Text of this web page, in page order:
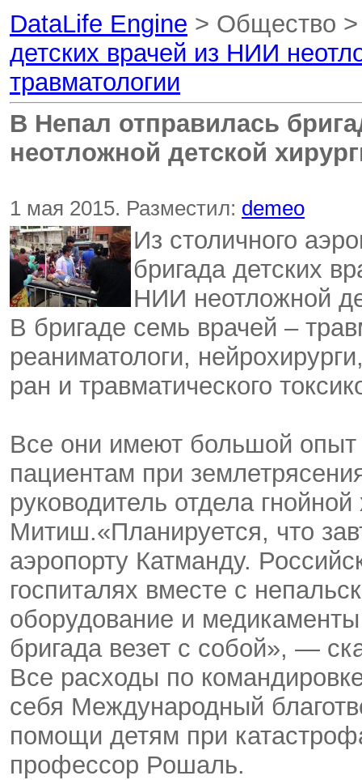
DataLife Engine > Общество
детских врачей из НИИ
травматологии
В Непал отправилась
неотложной детской
1 мая 2015. Разместил: demeo
Из столичного
бригада детских
НИИ неотложной
В бригаде семь врачей –
реаниматологи,
ран и травматического
Все они имеют большой
пациентам при
руководитель отдела
Митиш.«Планируется, что
аэропорту Катманду.
госпиталях вместе с
оборудование и
бригада везет с собой», —
Все расходы по
себя Международный
помощи детям при
профессор Рошаль.